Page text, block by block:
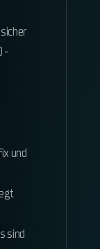
-
und
sind